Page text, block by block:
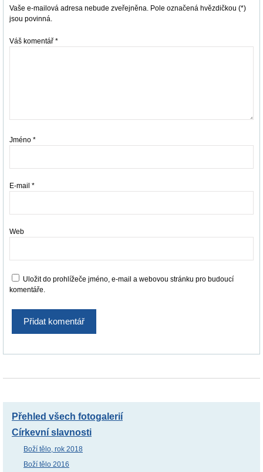
Vaše e-mailová adresa nebude zveřejněna. Pole označená hvězdičkou (*)
jsou povinná.
Váš komentář *
Jméno *
E-mail *
Web
Uložit do prohlížeče jméno, e-mail a webovou stránku pro budoucí
komentáře.
Přehled všech fotogalerií
Církevní slavnosti
Boží tělo, rok 2018
Boží tělo 2016